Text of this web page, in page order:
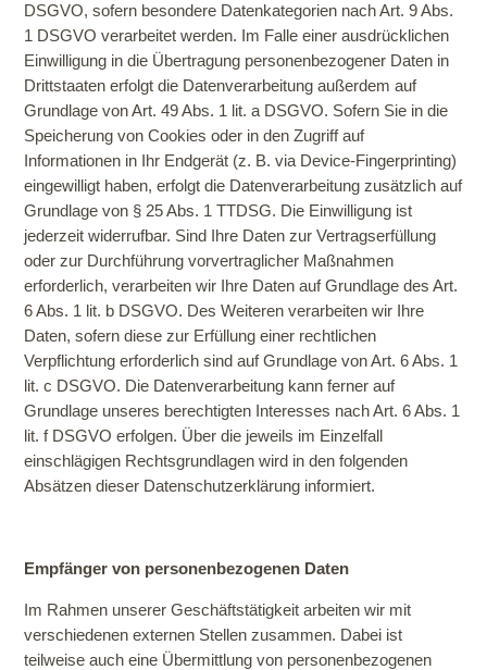
DSGVO, sofern besondere Datenkategorien nach Art. 9 Abs.
1 DSGVO verarbeitet werden. Im Falle einer ausdrücklichen
Einwilligung in die Übertragung personenbezogener Daten in
Drittstaaten erfolgt die Datenverarbeitung außerdem auf
Grundlage von Art. 49 Abs. 1 lit. a DSGVO. Sofern Sie in die
Speicherung von Cookies oder in den Zugriff auf
Informationen in Ihr Endgerät (z. B. via Device-Fingerprinting)
eingewilligt haben, erfolgt die Datenverarbeitung zusätzlich auf
Grundlage von § 25 Abs. 1 TTDSG. Die Einwilligung ist
jederzeit widerrufbar. Sind Ihre Daten zur Vertragserfüllung
oder zur Durchführung vorvertraglicher Maßnahmen
erforderlich, verarbeiten wir Ihre Daten auf Grundlage des Art.
6 Abs. 1 lit. b DSGVO. Des Weiteren verarbeiten wir Ihre
Daten, sofern diese zur Erfüllung einer rechtlichen
Verpflichtung erforderlich sind auf Grundlage von Art. 6 Abs. 1
lit. c DSGVO. Die Datenverarbeitung kann ferner auf
Grundlage unseres berechtigten Interesses nach Art. 6 Abs. 1
lit. f DSGVO erfolgen. Über die jeweils im Einzelfall
einschlägigen Rechtsgrundlagen wird in den folgenden
Absätzen dieser Datenschutzerklärung informiert.
Empfänger von personenbezogenen Daten
Im Rahmen unserer Geschäftstätigkeit arbeiten wir mit
verschiedenen externen Stellen zusammen. Dabei ist
teilweise auch eine Übermittlung von personenbezogenen